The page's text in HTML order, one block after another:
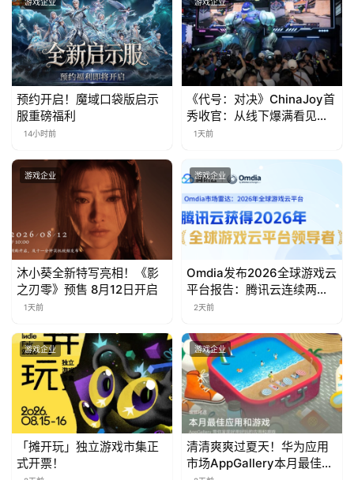
月
3
0
日
游
茶
会
上
海
站
文
(
中
国
预约开启！魔域口袋版启示
服重磅福利
14小时前
《代号：对决》ChinaJoy首
秀收官：从线下爆满看见玩
家的真实期待
1天前
游戏企业
沐小葵全新特写亮相！《影
之刃零》预售 8月12日开启
1天前
游戏企业
Omdia发布2026全球游戏云
平台报告：腾讯云连续两年
入选“领导者”象限
2天前
游戏企业
「摊开玩」独立游戏市集正
式开票！
游戏企业
清清爽爽过夏天！华为应用
市场AppGallery本月最佳上